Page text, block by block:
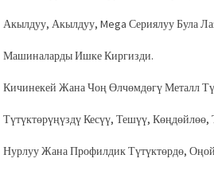
Акылдуу, Акылдуу, Mega Сериялуу Була
Машиналарды Ишке Киргизди.
Кичинекей Жана Чоң Өлчөмдөгү Металл
Түтүктөрүңүздү Кесүү, Тешүү, Көңдөйлөө,
Нурлуу Жана Профилдик Түтүктөрдө, Оңой